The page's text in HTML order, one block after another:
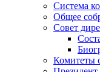
Система
Общее
Совет
Комитеты